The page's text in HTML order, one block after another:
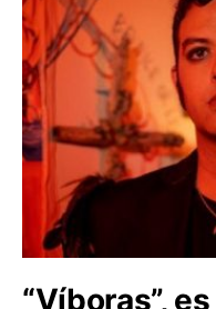
“Víboras”,